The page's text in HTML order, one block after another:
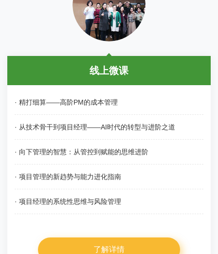
线上微课
· 精打细算——高阶PM的成本管理
· 从技术骨干到项目经理——AI时代的转型与进阶之道
· 向下管理的智慧：从管控到赋能的思维进阶
· 项目管理的新趋势与能力进化指南
· 项目经理的系统性思维与风险管理
了解详情